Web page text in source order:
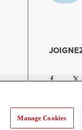
Manage Cookies